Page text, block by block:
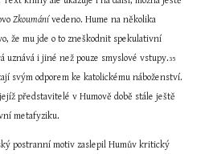
Zkoumání vedeno. Hume na několika
že mu jde o to zneškodnit spekulativní
uznává i jiné než pouze smyslové vstupy.35
svým odporem ke katolickému náboženství.
představitelé v Humově době stále ještě
metafyziku.
postranní motiv zaslepil Humův kritický